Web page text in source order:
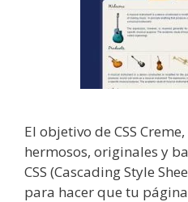
El objetivo de CSS
hermosos, originales y
CSS (Cascading Style
para hacer que tu